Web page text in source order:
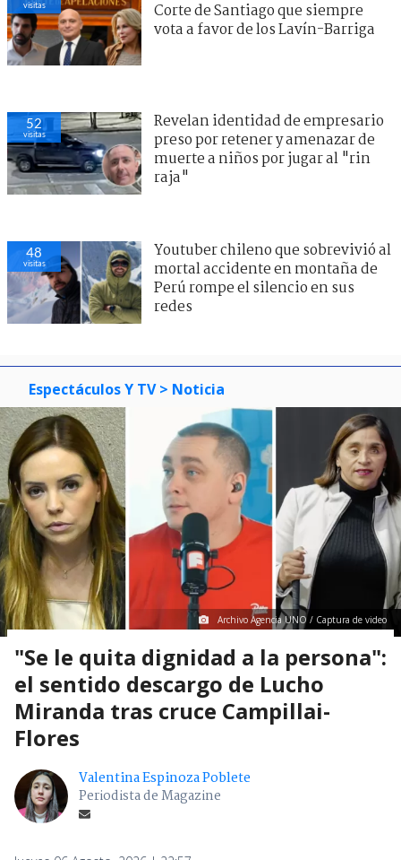
visitas
Corte de Santiago que siempre
vota a favor de los Lavín-Barriga
52
visitas
Revelan identidad de empresario
preso por retener y amenazar de
muerte a niños por jugar al "rin
raja"
48
visitas
Youtuber chileno que sobrevivió al
mortal accidente en montaña de
Perú rompe el silencio en sus
redes
Espectáculos Y TV > Noticia
Archivo Agencia UNO / Captura de video
"Se le quita dignidad a la persona":
el sentido descargo de Lucho
Miranda tras cruce Campillai-
Flores
Valentina Espinoza Poblete
Periodista de Magazine